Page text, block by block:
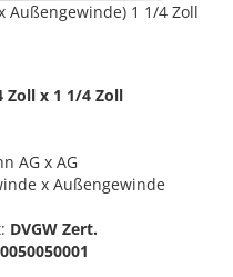
Außengewinde) 1 1/4 Zoll
Zoll x 1 1/4 Zoll
AG x AG
x Außengewinde
DVGW Zert.